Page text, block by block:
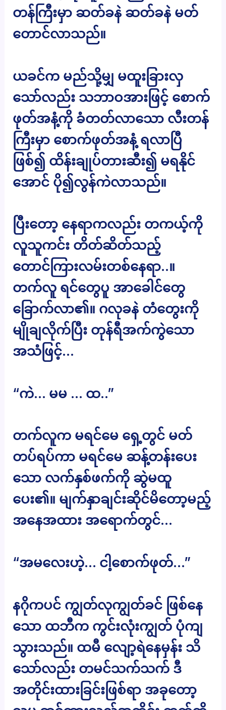
တန်ကြီးမှာ ဆတ်ခနဲ ဆတ်ခနဲ မတ်
တောင်လာသည်။
ယခင်က မည်သို့မျှ မထူးခြားလှ
သော်လည်း သဘာဝအားဖြင့် စောက်
ဖုတ်အနံ့ကို ခံတတ်လာသော လီးတန်
ကြီးမှာ စောက်ဖုတ်အနံ့ ရလာပြီ
ဖြစ်၍ ထိန်းချုပ်တားဆီး၍ မရနိုင်
အောင် ပို၍လွန်ကဲလာသည်။
ပြီးတော့ နေရာကလည်း တကယ့်ကို
လူသူကင်း တိတ်ဆိတ်သည့်
တောင်ကြားလမ်းတစ်နေရာ..။
တက်လူ ရင်တွေပူ အာခေါင်တွေ
ခြောက်လာ၏။ ဂလုခနဲ တံတွေးကို
မျိုချလိုက်ပြီး တုန်ရီအက်ကွဲသော
အသံဖြင့်…
“ကဲ… မမ … ထ..”
တက်လူက မရင်မေ ရှေ့တွင် မတ်
တပ်ရပ်ကာ မရင်မေ ဆန့်တန်းပေး
သော လက်နှစ်ဖက်ကို ဆွဲမထူ
ပေး၏။ မျက်နှာချင်းဆိုင်မိတော့မည့်
အနေအထား အရောက်တွင်…
“အမလေးဟဲ့… ငါ့စောက်ဖုတ်…”
နဂိုကပင် ကျွတ်လုကျွတ်ခင် ဖြစ်နေ
သော ထဘီက ကွင်းလုံးကျွတ် ပုံကျ
သွားသည်။ ထမီ လျော့ရဲနေမှန်း သိ
သော်လည်း တမင်သက်သက် ဒီ
အတိုင်းထားခြင်းဖြစ်ရာ အခုတော့